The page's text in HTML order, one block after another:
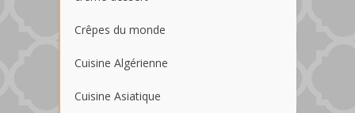
Crêpes du monde
Cuisine Algérienne
Cuisine Asiatique